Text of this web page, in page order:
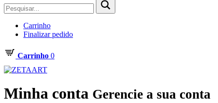
Carrinho
Finalizar pedido
Carrinho 0
Minha conta Gerencie a sua conta